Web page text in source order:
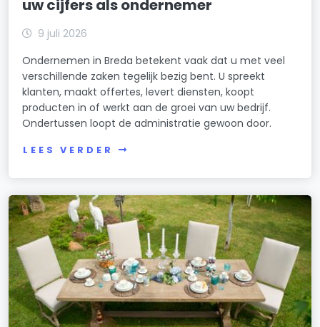
Akkerstraat 37
Akkerstraat 41 4811JL
Akkerstraat 43 4811JL
Akkerstraat 49 4811JL
Akkerstraat 51 4811JL
Akkerstraat 53 4811JL
Akkerstraat 55 4811JL
Akkerstraat 57 4811JL
Akkerstraat 49
Akkerstraat 51
Akkerstraat 53
Akkerstraat 55
Akkerstraat 57
Akkerstraat 59
Akkerstraat 61
uw cijfers als ondernemer
9 juli 2026
Ondernemen in Breda betekent vaak dat u met veel
verschillende zaken tegelijk bezig bent. U spreekt
klanten, maakt offertes, levert diensten, koopt
producten in of werkt aan de groei van uw bedrijf.
Ondertussen loopt de administratie gewoon door.
LEES VERDER